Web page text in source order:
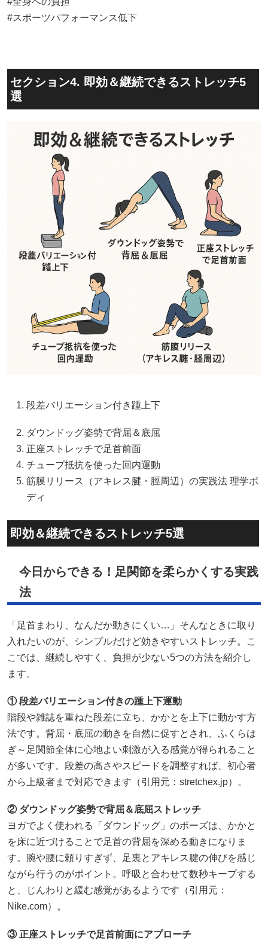
#スポーツパフォーマンス低下
セクション4. 即効＆継続できるストレッチ5
選
段差バリエーション付き踵上下
ダウンドッグ姿勢で背屈＆底屈
正座ストレッチで足首前面
チューブ抵抗を使った回内運動
筋膜リリース（アキレス腱・脛周辺）の実践法 理学ボ
ディ
即効＆継続できるストレッチ5選
今日からできる！足関節を柔らかくする実践
法
「足首まわり、なんだか動きにくい…」そんなときに取り
入れたいのが、シンプルだけど効きやすいストレッチ。こ
こでは、継続しやすく、負担が少ない5つの方法を紹介し
ます。
① 段差バリエーション付きの踵上下運動
階段や雑誌を重ねた段差に立ち、かかとを上下に動かす方
法です。背屈・底屈の動きを自然に促すとされ、ふくらは
ぎ～足関節全体に心地よい刺激が入る感覚が得られること
が多いです。段差の高さやスピードを調整すれば、初心者
から上級者まで対応できます（引用元： stretchex.jp）。
② ダウンドッグ姿勢で背屈＆底屈ストレッチ
ヨガでよく使われる「ダウンドッグ」のポーズは、かかと
を床に近づけることで足首の背屈を深める動きになりま
す。腕や腰に頼りすぎず、足裏とアキレス腱の伸びを感じ
ながら行うのがポイント。呼吸と合わせて数秒キープする
と、じんわりと緩む感覚があるようです（引用元：
Nike.com）。
③ 正座ストレッチで足首前面にアプローチ